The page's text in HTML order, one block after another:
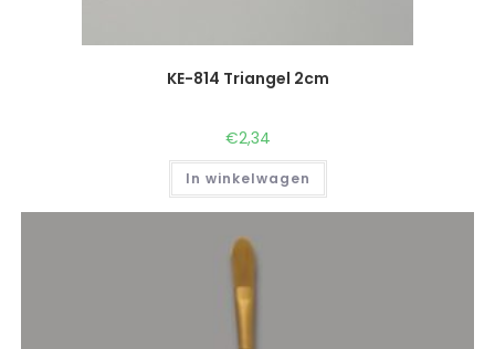
KE-814 Triangel 2cm
€2,34
In winkelwagen